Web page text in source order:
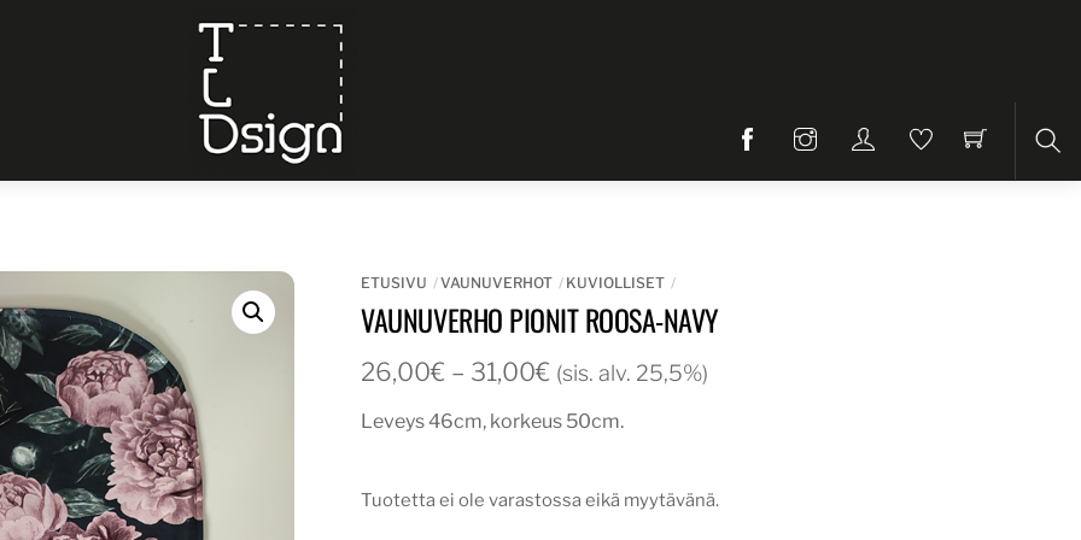
ETUSIVU VAUNUVERHOT KUVIOLLISET
VAUNUVERHO PIONIT ROOSA-NAVY
26,00€ – 31,00€ Hintaluokka:
-
(sis. alv. 25,5%)
Leveys 46cm, korkeus 50cm.
Tuotetta ei ole varastossa eikä myytävänä.